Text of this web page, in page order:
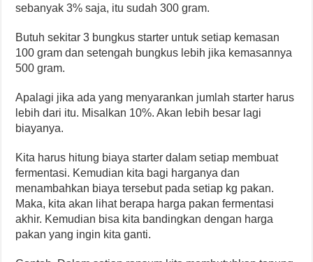
sebanyak 3% saja, itu sudah 300 gram.
Butuh sekitar 3 bungkus starter untuk setiap kemasan
100 gram dan setengah bungkus lebih jika kemasannya
500 gram.
Apalagi jika ada yang menyarankan jumlah starter harus
lebih dari itu. Misalkan 10%. Akan lebih besar lagi
biayanya.
Kita harus hitung biaya starter dalam setiap membuat
fermentasi. Kemudian kita bagi harganya dan
menambahkan biaya tersebut pada setiap kg pakan.
Maka, kita akan lihat berapa harga pakan fermentasi
akhir. Kemudian bisa kita bandingkan dengan harga
pakan yang ingin kita ganti.